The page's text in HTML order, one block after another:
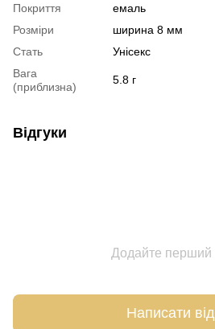
Покриття
емаль
Розміри
ширина 8 мм
Стать
Унісекс
Вага
(приблизна)
5.8 г
Відгуки
Додайте перший
Написати